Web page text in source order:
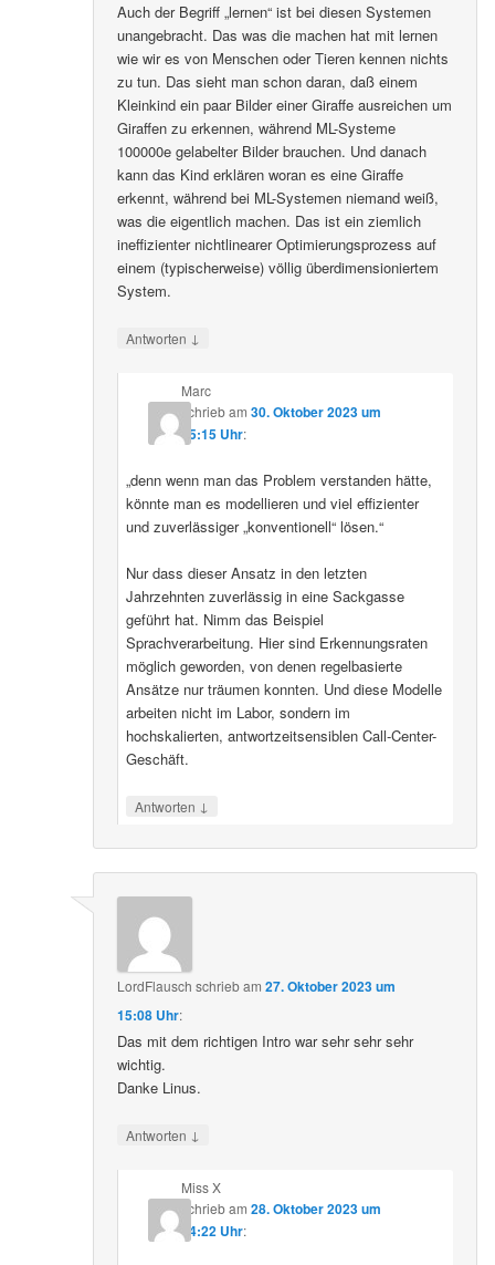
Auch der Begriff „lernen“ ist bei diesen Systemen
unangebracht. Das was die machen hat mit lernen
wie wir es von Menschen oder Tieren kennen nichts
zu tun. Das sieht man schon daran, daß einem
Kleinkind ein paar Bilder einer Giraffe ausreichen um
Giraffen zu erkennen, während ML-Systeme
100000e gelabelter Bilder brauchen. Und danach
kann das Kind erklären woran es eine Giraffe
erkennt, während bei ML-Systemen niemand weiß,
was die eigentlich machen. Das ist ein ziemlich
ineffizienter nichtlinearer Optimierungsprozess auf
einem (typischerweise) völlig überdimensioniertem
System.
Antworten ↓
Marc
schriebam 30. Oktober 2023 um
15:15 Uhr:
„denn wenn man das Problem verstanden hätte,
könnte man es modellieren und viel effizienter
und zuverlässiger „konventionell“ lösen.“
Nur dass dieser Ansatz in den letzten
Jahrzehnten zuverlässig in eine Sackgasse
geführt hat. Nimm das Beispiel
Sprachverarbeitung. Hier sind Erkennungsraten
möglich geworden, von denen regelbasierte
Ansätze nur träumen konnten. Und diese Modelle
arbeiten nicht im Labor, sondern im
hochskalierten, antwortzeitsensiblen Call-Center-
Geschäft.
Antworten ↓
LordFlausch schriebam27. Oktober 2023 um
15:08 Uhr:
Das mit dem richtigen Intro war sehr sehr sehr
wichtig.
Danke Linus.
Antworten ↓
Miss X
schriebam 28. Oktober 2023 um
14:22 Uhr: